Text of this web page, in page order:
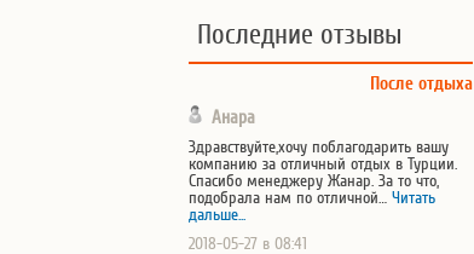
Последние отзывы
После отдыха
Анара
Здравствуйте,хочу поблагодарить вашу
компанию за отличный отдых в Турции.
Спасибо менеджеру Жанар. За то что,
подобрала нам по отличной… Читать
дальше...
2018-05-27 в 08:41